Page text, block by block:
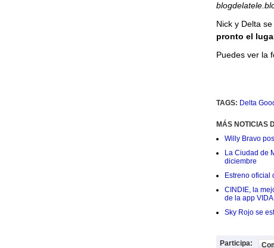
Nick y Delta
pronto el
Puedes ver la
TAGS: Delta
MÁS NOTICIAS
Willy Bravo
La Ciudad de
diciembre
Estreno oficial
CINDIE, la
de la app VIDA
Sky Rojo se
Participa: